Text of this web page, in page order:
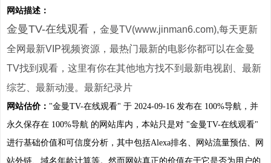
网站描述：
金曼TV-在线观看， 金曼TV(www.jinman6.com),每天更新
全网最新VIP视频资源，最热门最新的电影你都可以在金曼
TV找到观看，这里有你在其他地方找不到最新电视剧、最新
综艺、最新动漫。最新纪录片
网站估价： "金曼TV-在线观看" 于 2024-09-16 发布在 100%导航，并
永久保存在 100%导航 的网站库内，本站只是对 "金曼TV-在线观看"
进行基础价值和可信度分析，其中包括Alexa排名、网站流量预估、网
站外链、域名年龄计算等。然而网站真正的价值在于它是否为用户的